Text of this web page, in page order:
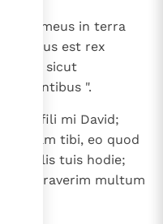
meus in terra
est rex
unum, sicut
in montibus ".
fili mi David;
tibi, eo quod
in oculis tuis hodie;
et erraverim multum